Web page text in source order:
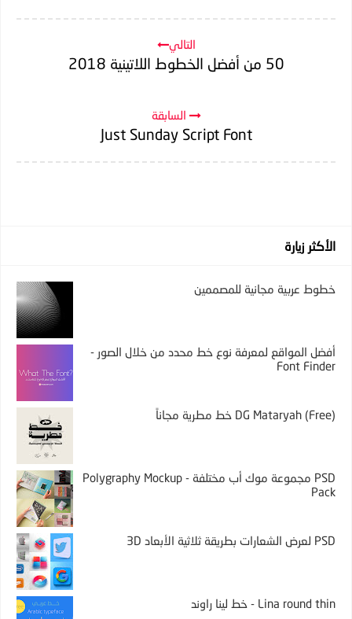
التالي
50 من أفضل الخطوط اللاتينية 2018
السابقة
Just Sunday Script Font
الأكثر زيارة
خطوط عربية مجانية للمصممين
أفضل المواقع لمعرفة نوع خط محدد من خلال الصور -
Font Finder
DG Mataryah (Free) خط مطرية مجاناً
PSD مجموعة موك أب مختلفة - Polygraphy Mockup
Pack
PSD لعرض الشعارات بطريقة ثلاثية الأبعاد 3D
Lina round thin - خط لينا راوند